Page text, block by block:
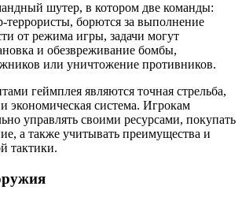
шутер, в котором две команды:
террористы, борются за выполнение
от режима игры, задачи могут
и обезвреживание бомбы,
или уничтожение противников.
геймплея являются точная стрельба,
экономическая система. Игрокам
управлять своими ресурсами, покупать
а также учитывать преимущества и
тактики.